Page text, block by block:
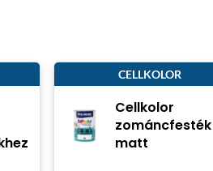
CELLKOLOR
Cellkolor
zománcfesték
matt